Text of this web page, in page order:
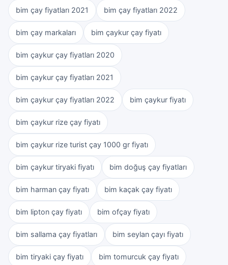
bim çay fiyatları 2021 bim çay fiyatları 2022
bim çay markaları bim çaykur çay fiyatı
bim çaykur çay fiyatları 2020
bim çaykur çay fiyatları 2021
bim çaykur çay fiyatları 2022 bim çaykur fiyatı
bim çaykur rize çay fiyatı
bim çaykur rize turist çay 1000 gr fiyatı
bim çaykur tiryaki fiyatı bim doğuş çay fiyatları
bim harman çay fiyatı bim kaçak çay fiyatı
bim lipton çay fiyatı bim ofçay fiyatı
bim sallama çay fiyatları bim seylan çayı fiyatı
bim tiryaki çay fiyatı bim tomurcuk çay fiyatı